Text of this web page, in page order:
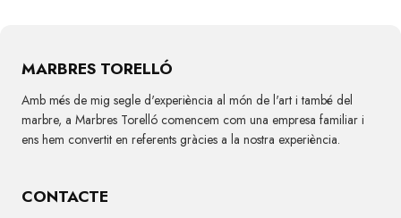
MARBRES TORELLÓ
Amb més de mig segle d'experiència al món de l'art i també del
marbre, a Marbres Torelló comencem com una empresa familiar i
ens hem convertit en referents gràcies a la nostra experiència.
CONTACTE